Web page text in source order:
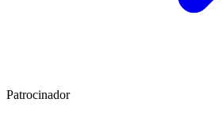
Patrocinador